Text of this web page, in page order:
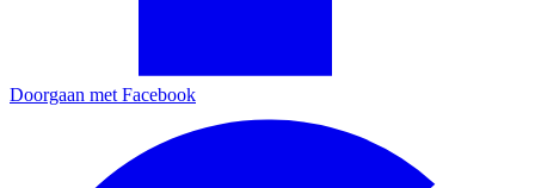
Doorgaan met Facebook